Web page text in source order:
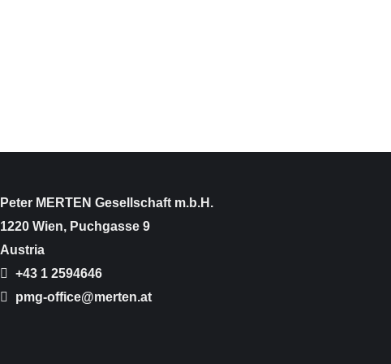
Peter MERTEN Gesellschaft m.b.H.
1220 Wien, Puchgasse 9
Austria
+43 1 2594646
pmg-office@merten.at